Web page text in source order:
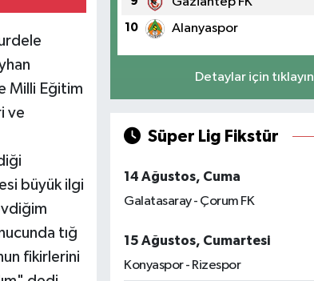
Milli Eğitim
ve
büyük ilgi
tığ
fikirlerini
10 Alanyaspor
Detaylar için tıklayın
Süper Lig Fikstür
14 Ağustos, Cuma
Galatasaray - Çorum FK
15 Ağustos, Cumartesi
Konyaspor - Rizespor